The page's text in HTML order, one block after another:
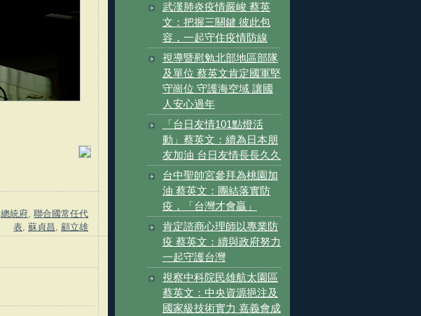
總統府 聯合國常任代
表 蘇貞昌 顧立雄
武漢肺炎疫情嚴峻 蔡英
文：把握三關鍵 彼此包
容，一起守住疫情防線
視導暨慰勉北部地區部隊
及單位 蔡英文肯定國軍堅
守崗位 守護海空域 讓國
人安心過年
「台日友情101點燈活
動」蔡英文：續為日本朋
友加油 台日友情長長久久
台中聖帥宮參拜為桃園加
油 蔡英文：團結落實防
疫，「台灣才會贏」
肯定諮商心理師以專業防
疫 蔡英文：續與政府努力
一起守護台灣
視察中科院民雄航太園區
蔡英文：中央資源挹注及
國家級技術實力 嘉義會成